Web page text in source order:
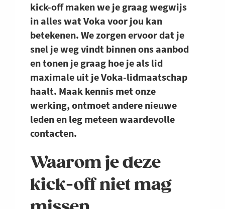
kick-off maken we je graag wegwijs
in alles wat Voka voor jou kan
betekenen. We zorgen ervoor dat je
snel je weg vindt binnen ons aanbod
en tonen je graag hoe je als lid
maximale uit je Voka-lidmaatschap
haalt. Maak kennis met onze
werking, ontmoet andere nieuwe
leden en leg meteen waardevolle
contacten.
Waarom je deze
kick-off niet mag